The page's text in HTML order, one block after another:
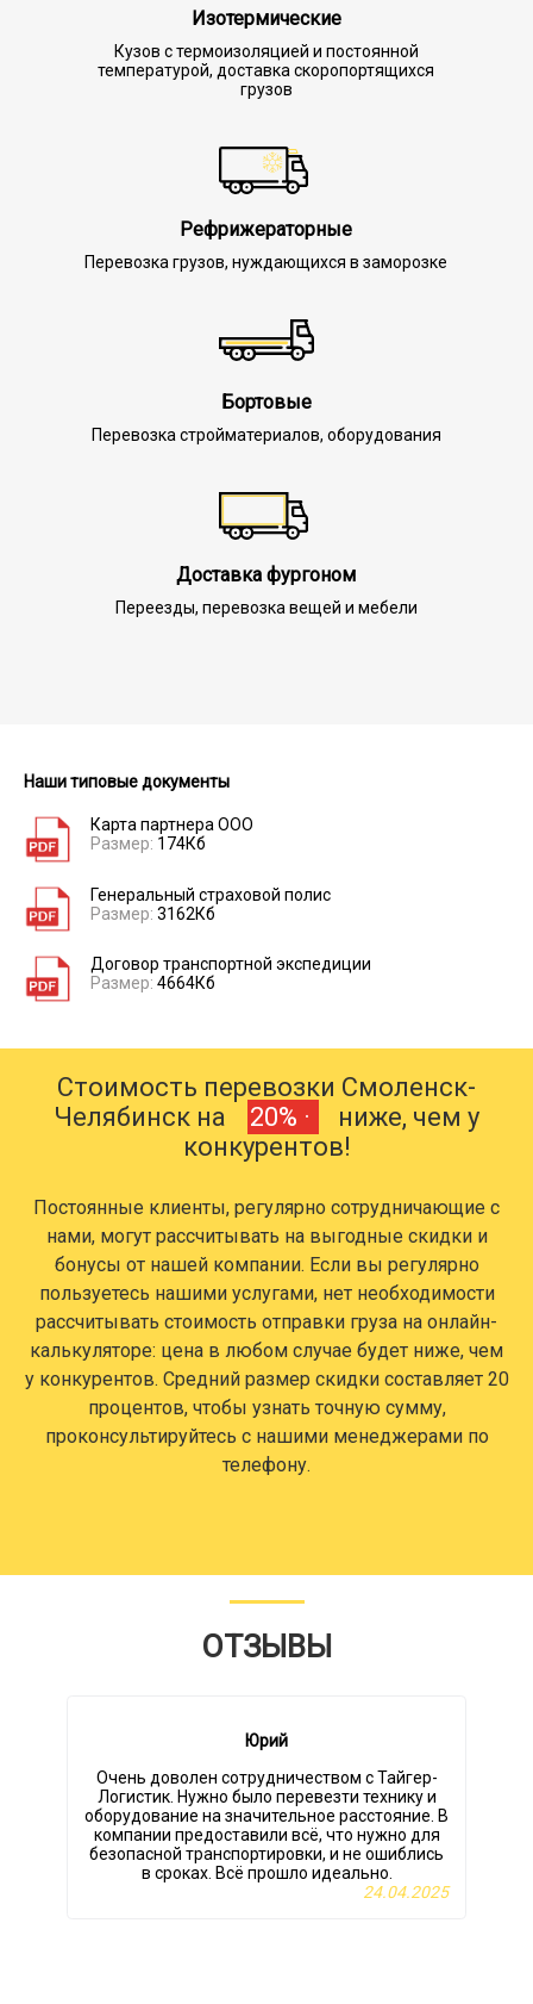
Изотермические
Кузов с термоизоляцией и постоянной
температурой, доставка скоропортящихся
грузов
Рефрижераторные
Перевозка грузов, нуждающихся в заморозке
Бортовые
Перевозка стройматериалов, оборудования
Доставка фургоном
Переезды, перевозка вещей и мебели
Наши типовые документы
Карта партнера ООО
Размер: 174Кб
Генеральный страховой полис
Размер: 3162Кб
Договор транспортной экспедиции
Размер: 4664Кб
Стоимость перевозки Смоленск-
Челябинск на
20% ·
ниже, чем у
конкурентов!
Постоянные клиенты, регулярно сотрудничающие с
нами, могут рассчитывать на выгодные скидки и
бонусы от нашей компании. Если вы регулярно
пользуетесь нашими услугами, нет необходимости
рассчитывать стоимость отправки груза на онлайн-
калькуляторе: цена в любом случае будет ниже, чем
у конкурентов. Средний размер скидки составляет 20
процентов, чтобы узнать точную сумму,
проконсультируйтесь с нашими менеджерами по
телефону.
ОТЗЫВЫ
Юрий
Очень доволен сотрудничеством с Тайгер-
Логистик. Нужно было перевезти технику и
оборудование на значительное расстояние. В
компании предоставили всё, что нужно для
безопасной транспортировки, и не ошиблись
в сроках. Всё прошло идеально.
24.04.2025